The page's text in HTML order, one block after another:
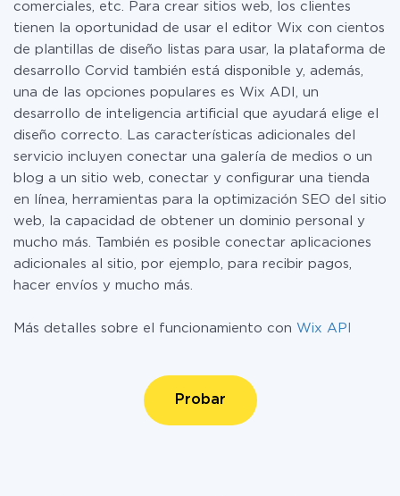
comerciales, etc. Para crear sitios web, los clientes
tienen la oportunidad de usar el editor Wix con cientos
de plantillas de diseño listas para usar, la plataforma de
desarrollo Corvid también está disponible y, además,
una de las opciones populares es Wix ADI, un
desarrollo de inteligencia artificial que ayudará elige el
diseño correcto. Las características adicionales del
servicio incluyen conectar una galería de medios o un
blog a un sitio web, conectar y configurar una tienda
en línea, herramientas para la optimización SEO del sitio
web, la capacidad de obtener un dominio personal y
mucho más. También es posible conectar aplicaciones
adicionales al sitio, por ejemplo, para recibir pagos,
hacer envíos y mucho más.
Más detalles sobre el funcionamiento con Wix API
Probar